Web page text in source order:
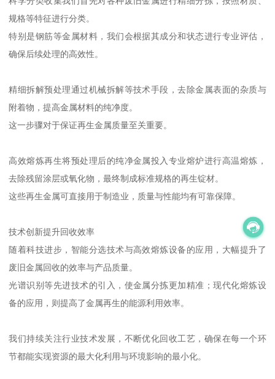
规格等特征进行分类。
特别是钢筋等金属材料，我们会根据其成分和状态进行专业评估，
确保后续处理的高效性。
精细拆解预处理通过机械拆解等技术手段，去除金属表面的杂质与
附着物，提高金属材料的纯净度。
这一步骤对于保证再生金属质量至关重要。
高效熔炼再生将预处理后的纯净金属投入专业熔炉进行高温熔炼，
去除残留涂层或氧化物，最终制成标准规格的再生锭材。
这些再生金属可直接用于制造业，质量与性能均有可靠保障。
技术创新提升回收效率
随着科技进步，智能分选技术与高效熔炼设备的应用，大幅提升了
废旧金属回收的效率与产品质量。
光谱识别等先进技术的引入，使金属分拣更加精准；现代化熔炼设
备的应用，则提高了金属再生的能源利用效率。
我们持续关注行业技术发展，不断优化回收工艺，确保在每一个环
节都能实现资源的最大化利用与环境影响的最小化。